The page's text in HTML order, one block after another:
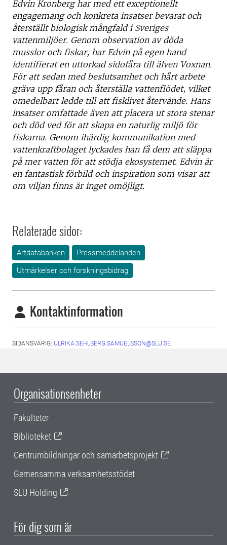
Edvin Kronberg har med ett exceptionellt
engagemang och konkreta insatser bevarat och
återställt biologisk mångfald i Sveriges
vattenmiljöer. Genom observation av döda
musslor och fiskar, har Edvin på egen hand
identifierat en uttorkad sidofåra till älven Voxnan.
För att sedan med beslutsamhet och hårt arbete
gräva upp fåran och återställa vattenflödet, vilket
omedelbart ledde till att fisklivet återvände. Hans
insatser omfattade även att placera ut stora stenar
och död ved för att skapa en naturlig miljö för
fiskarna. Genom ihärdig kommunikation med
vattenkraftbolaget lyckades han få dem att släppa
på mer vatten för att stödja ekosystemet. Edvin är
en fantastisk förbild och inspiration som visar att
om viljan finns är inget omöjligt.
Relaterade sidor:
Artdatabanken
Pressmeddelanden
Utmärkelser och forskningsbidrag
Kontaktinformation
SIDANSVARIG: ULRIKA.SEHLBERG.SAMUELSSON@SLU.SE
Organisationsenheter
Fakulteter
Biblioteket
Centrumbildningar och samarbetsprojekt
Gemensamma verksamhetsstödet
SLU Holding
För dig som är